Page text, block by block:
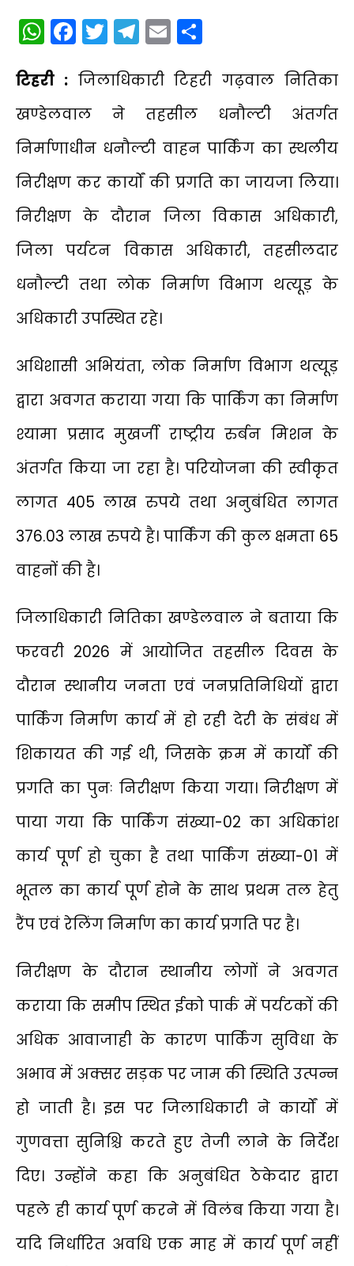
WhatsApp
Facebook
Twitter
Telegram
Email
टिहरी :जिलाधिकारी टिहरी गढ़वाल नितिका
खण्डेलवाल ने तहसील धनौल्टी अंतर्गत
निर्माणाधीन धनौल्टी वाहन पार्किंग का स्थलीय
निरीक्षण कर कार्यों की प्रगति का जायजा लिया।
निरीक्षण के दौरान जिला विकास अधिकारी,
जिला पर्यटन विकास अधिकारी, तहसीलदार
धनौल्टी तथा लोक निर्माण विभाग थत्यूड़ के
अधिकारी उपस्थित रहे।
अधिशासी अभियंता, लोक निर्माण विभाग थत्यूड़
द्वारा अवगत कराया गया कि पार्किंग का निर्माण
श्यामा प्रसाद मुखर्जी राष्ट्रीय रुर्बन मिशन के
अंतर्गत किया जा रहा है। परियोजना की स्वीकृत
लागत 405 लाख रुपये तथा अनुबंधित लागत
376.03 लाख रुपये है। पार्किंग की कुल क्षमता 65
वाहनों की है।
जिलाधिकारी नितिका खण्डेलवाल ने बताया कि
फरवरी 2026 में आयोजित तहसील दिवस के
दौरान स्थानीय जनता एवं जनप्रतिनिधियों द्वारा
पार्किंग निर्माण कार्य में हो रही देरी के संबंध में
शिकायत की गई थी, जिसके क्रम में कार्यों की
प्रगति का पुनः निरीक्षण किया गया। निरीक्षण में
पाया गया कि पार्किंग संख्या-02 का अधिकांश
कार्य पूर्ण हो चुका है तथा पार्किंग संख्या-01 में
भूतल का कार्य पूर्ण होने के साथ प्रथम तल हेतु
रैंप एवं रेलिंग निर्माण का कार्य प्रगति पर है।
निरीक्षण के दौरान स्थानीय लोगों ने अवगत
कराया कि समीप स्थित ईको पार्क में पर्यटकों की
अधिक आवाजाही के कारण पार्किंग सुविधा के
अभाव में अक्सर सड़क पर जाम की स्थिति उत्पन्न
हो जाती है। इस पर जिलाधिकारी ने कार्यों में
गुणवत्ता सुनिश्चि करते हुए तेजी लाने के निर्देश
दिए। उन्होंने कहा कि अनुबंधित ठेकेदार द्वारा
पहले ही कार्य पूर्ण करने में विलंब किया गया है।
यदि निर्धारित अवधि एक माह में कार्य पूर्ण नहीं